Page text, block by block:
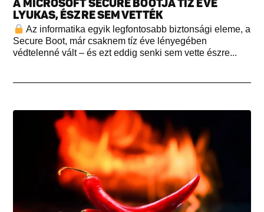
A MICROSOFT SECURE BOOTJA TÍZ ÉVE
LYUKAS, ÉSZRE SEM VETTÉK
Az informatika egyik legfontosabb biztonsági eleme, a
Secure Boot, már csaknem tíz éve lényegében
védtelenné vált – és ezt eddig senki sem vette észre...